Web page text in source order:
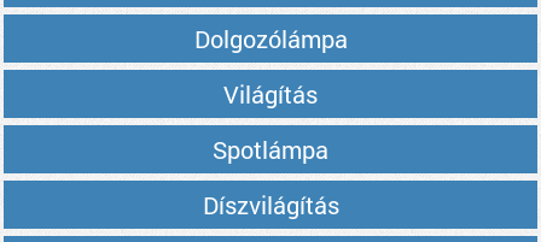
Dolgozólámpa
Világítás
Spotlámpa
Díszvilágítás